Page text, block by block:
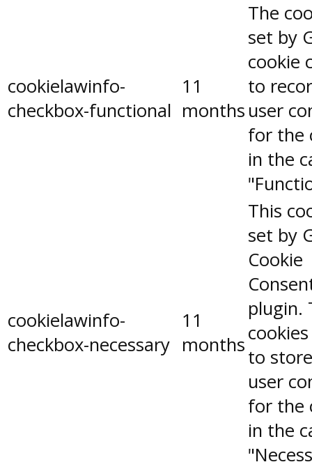
cookielawinfo-
checkbox-functional
11
months
The
set by
cookie
to
user
for the
in the
cookielawinfo-
checkbox-necessary
11
months
This
set by
Cookie
plugin.
to
user
for the
in the